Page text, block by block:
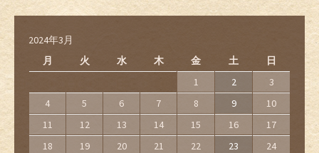
2024年3月
月
火 水 木 金 土 日
1 2
3
4
5 6 7 8 9
10
11
12 13 14 15 16
17
18
19 20 21 22 23
24